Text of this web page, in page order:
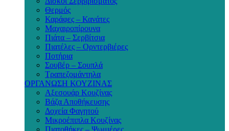
Θερμός
Καράφες – Κανάτες
Μαχαιροπίρουνα
Πιάτα – Σερβίτσια
Πιατέλες – Ορντερβιέρες
Ποτήρια
Σουβέρ – Σουπλά
Τραπεζομάντηλα
ΟΡΓΑΝΩΣΗ ΚΟΥΖΙΝΑΣ
Αξεσουάρ Κουζίνας
Βάζα Αποθήκευσης
Δοχεία Φαγητού
Μικροέπιπλα Κουζίνας
Πιατοθήκες – Ψωμιέρες